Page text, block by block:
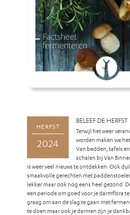
HERFST
2024
BELEEF DE HERFST
Terwijl het weer
worden maken we
Van bedden, tafels
schalen bij Van
is weer veel nieuws te ontdekken. Ook
smaakvolle gerechten met
lekker maar ook nog eens heel gezond.
een periode om goed voor je darmflora
graag om aan de slag te gaan met
te doen maar ook je darmen zijn je